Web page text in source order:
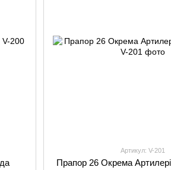
Артикул: V-201
Прапор 26 Окрема